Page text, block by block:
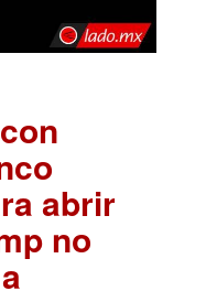
abrir
no